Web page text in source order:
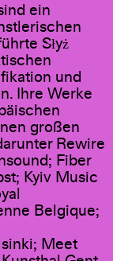
ein
Słyż
und
Ihre Werke
großen
Rewire
Fiber
Kyiv Music
Belgique;
Meet